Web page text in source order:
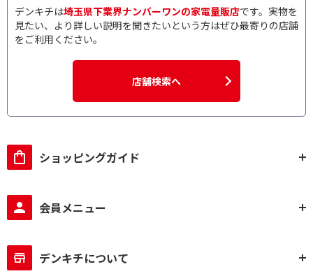
デンキチは埼玉県下業界ナンバーワンの家電量販店です。実物を
見たい、より詳しい説明を聞きたいという方はぜひ最寄りの店舗
をご利用ください。
店舗検索へ
ショッピングガイド
会員メニュー
デンキチについて